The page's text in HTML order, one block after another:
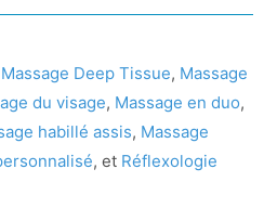
Massage Deep Tissue, Massage
du visage, Massage en duo,
habillé assis, Massage
, et Réflexologie